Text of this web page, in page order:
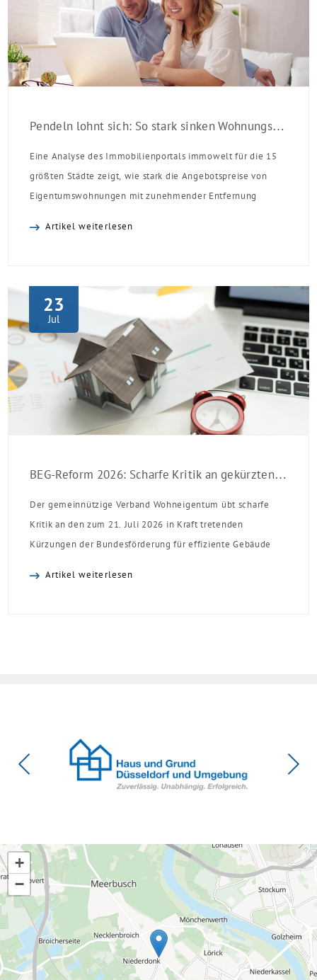
Pendeln lohnt sich: So stark sinken Wohnungspreise im Umland
Eine Analyse des Immobilienportals immowelt für die 15
größten Städte zeigt, wie stark die Angebotspreise von
Eigentumswohnungen mit zunehmender Entfernung
Artikel weiterlesen
23
Jul
BEG-Reform 2026: Scharfe Kritik an gekürzten Sanierungsförderungen
Der gemeinnützige Verband Wohneigentum übt scharfe
Kritik an den zum 21. Juli 2026 in Kraft tretenden
Kürzungen der Bundesförderung für effiziente Gebäude
Artikel weiterlesen
+
−